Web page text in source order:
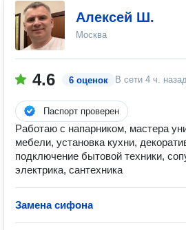
Алексей Ш.
Москва
4.6 6 оценок В сети 4 ч.
Паспорт проверен
Работаю с напарником, мастера
мебели, установка кухни,
подключение бытовой техники,
электрика, сантехника
Замена сифона